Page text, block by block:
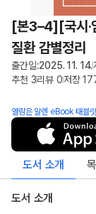
[본3–4][국시·
질환 감별정리
출간일:2025. 11. 14.
추천 3리뷰 0저장
열람은 알렌 eBook 태블
도서 소개
도서 소개